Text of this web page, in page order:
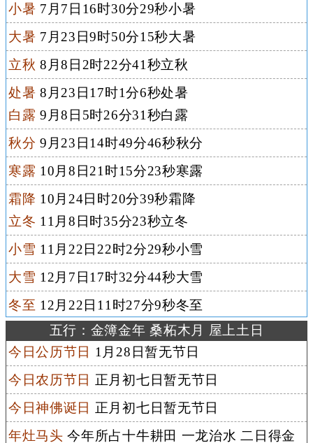
小暑 7月7日16时30分29秒小暑
大暑 7月23日9时50分15秒大暑
立秋 8月8日2时22分41秒立秋
处暑 8月23日17时1分6秒处暑
白露 9月8日5时26分31秒白露
秋分 9月23日14时49分46秒秋分
寒露 10月8日21时15分23秒寒露
霜降 10月24日时20分39秒霜降
立冬 11月8日时35分23秒立冬
小雪 11月22日22时2分29秒小雪
大雪 12月7日17时32分44秒大雪
冬至 12月22日11时27分9秒冬至
五行：金簿金年 桑柘木月 屋上土日
今日公历节日 1月28日暂无节日
今日农历节日 正月初七日暂无节日
今日神佛诞日 正月初七日暂无节日
年灶马头 今年所占十牛耕田 一龙治水 二日得金